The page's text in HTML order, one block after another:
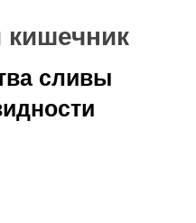
сливы